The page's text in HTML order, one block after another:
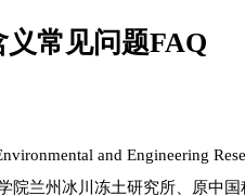
义常见问题FAQ
and Engineering
兰州冰川冻土研究所、原中